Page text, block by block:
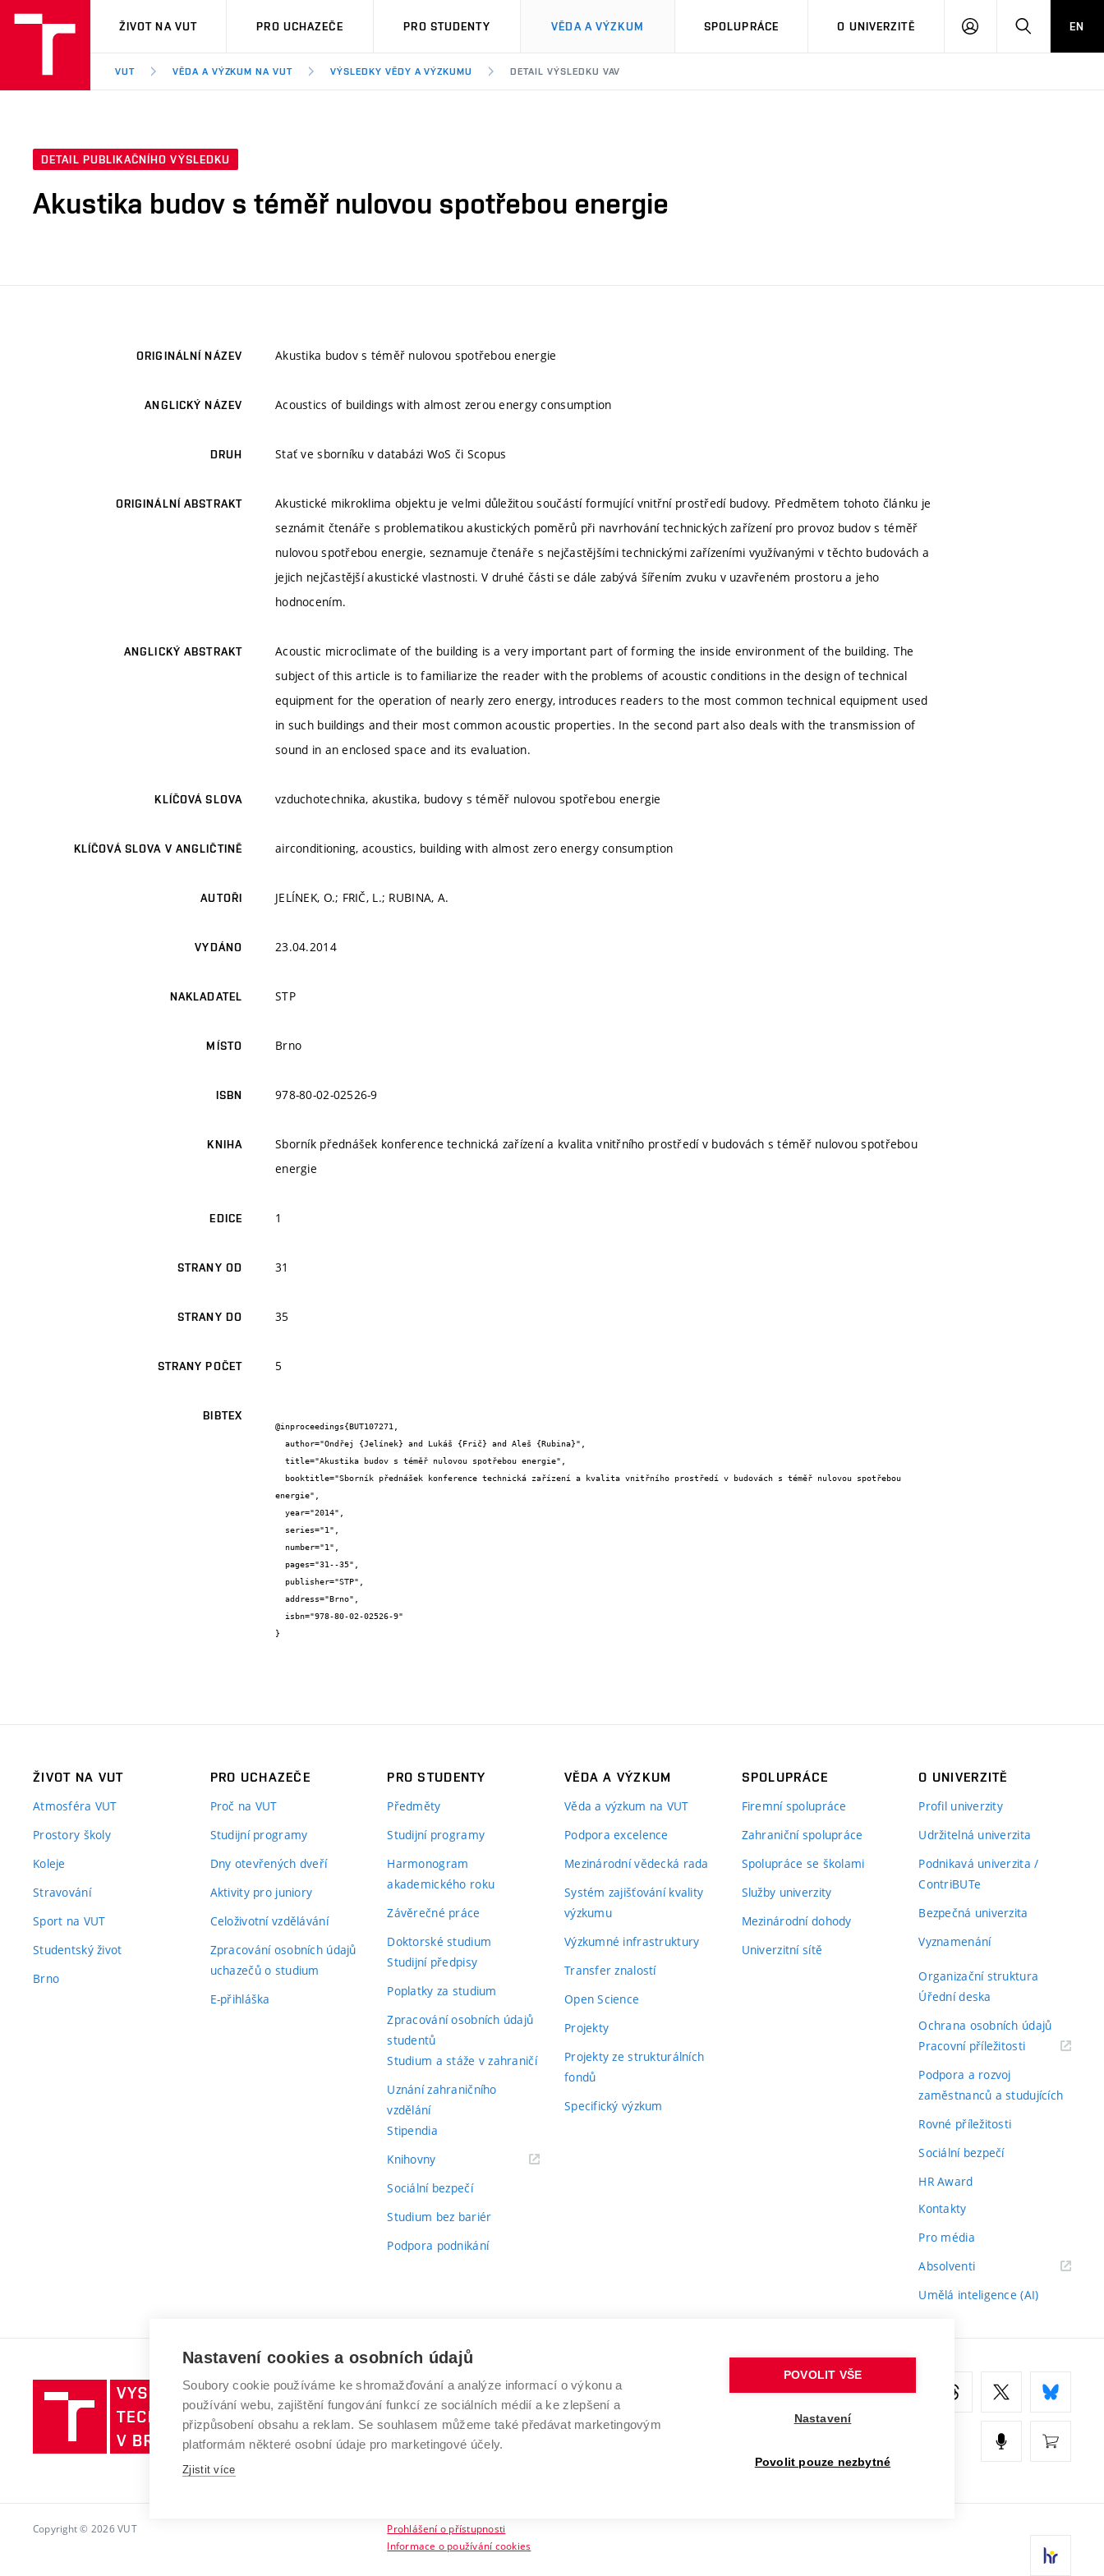
VUT
ŽIVOT NA VUT PRO UCHAZEČE PRO STUDENTY VĚDA A VÝZKUM SPOLUPRÁCE O UNIVERZITĚ
PŘIHLÁSIT HLEDATEN
VUT VĚDA A VÝZKUM NA VUT VÝSLEDKY VĚDY A VÝZKUMU DETAIL VÝSLEDKU VAV
DETAIL PUBLIKAČNÍHO VÝSLEDKU
Akustika budov s téměř nulovou spotřebou energie
ORIGINÁLNÍ NÁZEV Akustika budov s téměř nulovou spotřebou energie
ANGLICKÝ NÁZEV Acoustics of buildings with almost zerou energy consumption
DRUH Stať ve sborníku v databázi WoS či Scopus
ORIGINÁLNÍ ABSTRAKT
Akustické mikroklima objektu je velmi důležitou součástí formující vnitřní prostředí budovy. Předmětem tohoto článku je
seznámit čtenáře s problematikou akustických poměrů při navrhování technických zařízení pro provoz budov s téměř
nulovou spotřebou energie, seznamuje čtenáře s nejčastějšími technickými zařízeními využívanými v těchto budovách a
jejich nejčastější akustické vlastnosti. V druhé části se dále zabývá šířením zvuku v uzavřeném prostoru a jeho
hodnocením.
ANGLICKÝ ABSTRAKT
Acoustic microclimate of the building is a very important part of forming the inside environment of the building. The
subject of this article is to familiarize the reader with the problems of acoustic conditions in the design of technical
equipment for the operation of nearly zero energy, introduces readers to the most common technical equipment used
in such buildings and their most common acoustic properties. In the second part also deals with the transmission of
sound in an enclosed space and its evaluation.
KLÍČOVÁ SLOVA vzduchotechnika, akustika, budovy s téměř nulovou spotřebou energie
KLÍČOVÁ SLOVA V ANGLIČTINĚ airconditioning, acoustics, building with almost zero energy consumption
AUTOŘI JELÍNEK, O.; FRIČ, L.; RUBINA, A.
VYDÁNO 23.04.2014
NAKLADATEL STP
MÍSTO Brno
ISBN 978-80-02-02526-9
KNIHA
Sborník přednášek konference technická zařízení a kvalita vnitřního prostředí v budovách s téměř nulovou spotřebou
energie
EDICE 1
STRANY OD 31
STRANY DO 35
STRANY POČET 5
BIBTEX
@inproceedings{BUT107271,
energie",
}
ŽIVOT NA VUT
Atmosféra VUT
Prostory školy
Koleje
Stravování
Sport na VUT
Studentský život
Brno
PRO UCHAZEČE
Proč na VUT
Studijní programy
Dny otevřených dveří
Aktivity pro juniory
Celoživotní vzdělávání
Zpracování osobních údajů
uchazečů o studium
E-přihláška
PRO STUDENTY
Předměty
Studijní programy
Harmonogram
akademického roku
Závěrečné práce
Doktorské studium
Studijní předpisy
Poplatky za studium
Zpracování osobních údajů
studentů
Studium a stáže v zahraničí
Uznání zahraničního
vzdělání
Stipendia
Knihovny(externí
Sociální bezpečí
Studium bez bariér
Podpora podnikání
VĚDA A VÝZKUM
Věda a výzkum na VUT
Podpora excelence
Mezinárodní vědecká rada
Systém zajišťování kvality
výzkumu
Výzkumné infrastruktury
Transfer znalostí
Open Science
Projekty
Projekty ze strukturálních
fondů
Specifický výzkum
SPOLUPRÁCE
Firemní spolupráce
Zahraniční spolupráce
Spolupráce se školami
Služby univerzity
Mezinárodní dohody
Univerzitní sítě
O UNIVERZITĚ
Profil univerzity
Udržitelná univerzita
Podnikavá univerzita /
ContriBUTe
Bezpečná univerzita
Vyznamenání
Organizační struktura
Úřední deska
Ochrana osobních údajů
Pracovní příležitosti(externí
Podpora a rozvoj
zaměstnanců a studujících
Rovné příležitosti
Sociální bezpečí
HR Award
Kontakty
Pro média
Absolventi(externí
Umělá inteligence (AI)
Vysoké
učení
technické
v
VYSOKÉ UČENÍ TECHNICKÉ V BRNĚ
Antonínská 548/1
602 00 Brno
www.vut.cz
Copyright © 2026 VUT
Prohlášení o přístupnosti
Informace o používání cookies
Nastavení cookies a osobních údajů
Soubory cookie používáme ke shromažďování a analýze informací o výkonu a
používání webu, zajištění fungování funkcí ze sociálních médií a ke zlepšení a
přizpůsobení obsahu a reklam. Se souhlasem můžeme také předávat marketingovým
platformám některé osobní údaje pro marketingové účely.
Zjistit více
POVOLIT VŠE
Nastavení
Povolit pouze nezbytné